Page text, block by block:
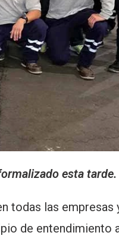
esta tarde.
todas las empresas
de entendimiento